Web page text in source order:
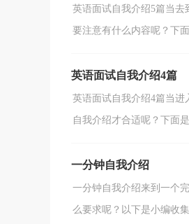
英语面试自我介绍5篇当
要注意有什么内容呢？下
英语面试自我介绍4篇
英语面试自我介绍4篇当
自我介绍才合适呢？下面
一分钟自我介绍
一分钟自我介绍来到一个
么要求呢？以下是小编收